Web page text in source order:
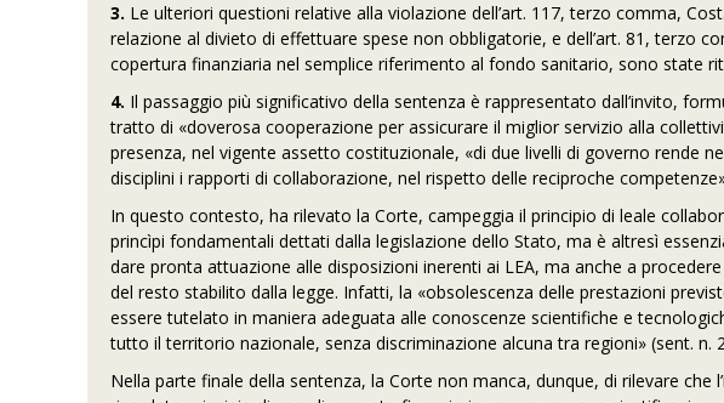
3. Le ulteriori questioni relative alla violazione dell’art. 117, terzo comma,
relazione al divieto di effettuare spese non obbligatorie, e dell’art. 81, terzo
copertura finanziaria nel semplice riferimento al fondo sanitario, sono state
4. Il passaggio più significativo della sentenza è rappresentato dall’invito,
tratto di «doverosa cooperazione per assicurare il miglior servizio alla
presenza, nel vigente assetto costituzionale, «di due livelli di governo rende
disciplini i rapporti di collaborazione, nel rispetto delle reciproche
In questo contesto, ha rilevato la Corte, campeggia il principio di leale
princìpi fondamentali dettati dalla legislazione dello Stato, ma è altresì
dare pronta attuazione alle disposizioni inerenti ai LEA, ma anche a
del resto stabilito dalla legge. Infatti, la «obsolescenza delle prestazioni
essere tutelato in maniera adeguata alle conoscenze scientifiche e
tutto il territorio nazionale, senza discriminazione alcuna tra regioni» (sent. n.
Nella parte finale della sentenza, la Corte non manca, dunque, di rilevare